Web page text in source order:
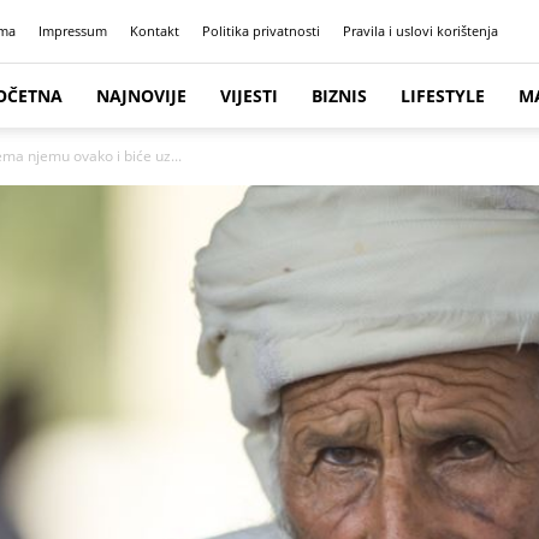
Impressum Kontakt Politika privatnosti Pravila i uslovi korištenja
NAJNOVIJE VIJESTI BIZNIS LIFESTYLE
njemu ovako i biće uz...